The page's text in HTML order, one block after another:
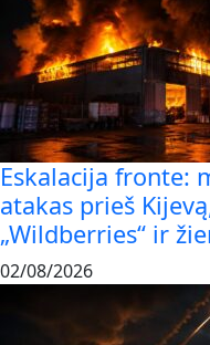
Eskalacija fronte:
atakas prieš
„Wildberries“ ir
02/08/2026